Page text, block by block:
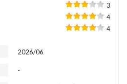
3
4
4
2026/06
-